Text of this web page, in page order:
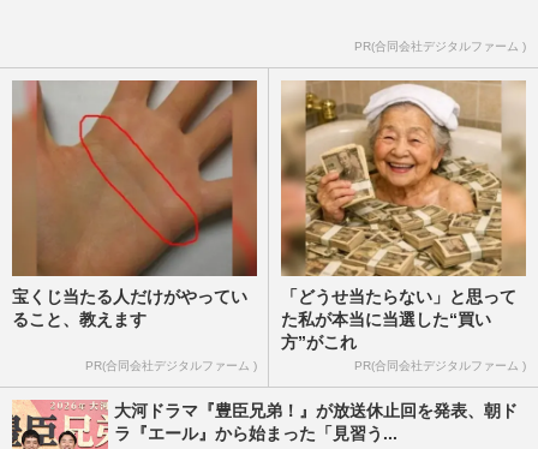
PR(合同会社デジタルファーム )
宝くじ当たる人だけがやってい
ること、教えます
PR(合同会社デジタルファーム )
「どうせ当たらない」と思って
た私が本当に当選した“買い
方”がこれ
PR(合同会社デジタルファーム )
大河ドラマ『豊臣兄弟！』が放送休止回を発表、朝ド
ラ『エール』から始まった「見習う...